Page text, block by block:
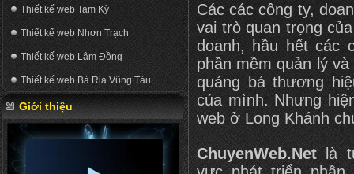
Thiết kế web Tam Kỳ
Thiết kế web Nhơn Trạch
Thiết kế web Lâm Đồng
Thiết kế web Bà Rịa Vũng Tàu
Giới thiệu
Các các công ty,
vai trò quan trọng
doanh, hầu hết các
phần mềm quản lý
quảng bá thương
của mình. Nhưng
web ở Long Khánh
ChuyenWeb.Netlà